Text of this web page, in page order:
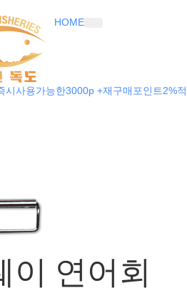
HOME
시사용가능한3000p +재구매포인트2%
이 연어회